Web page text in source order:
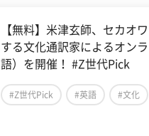
【無料】米津玄師、セカオ
する文化通訳家によるオン
語）を開催！ #Z世代Pick
#Z世代Pick #英語 #文化